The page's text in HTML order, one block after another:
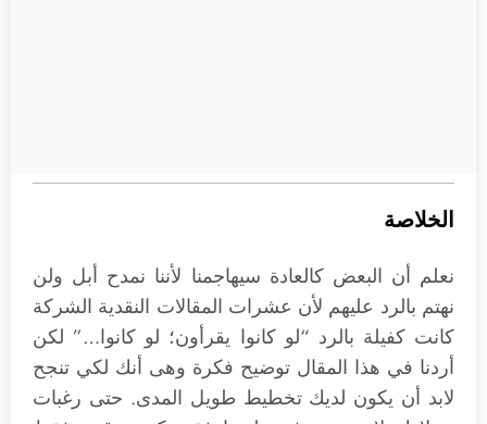
الخلاصة
نعلم أن البعض كالعادة سيهاجمنا لأننا نمدح أبل ولن
نهتم بالرد عليهم لأن عشرات المقالات النقدية الشركة
كانت كفيلة بالرد “لو كانوا يقرأون؛ لو كانوا…” لكن
أردنا في هذا المقال توضيح فكرة وهى أنك لكي تنجح
لابد أن يكون لديك تخطيط طويل المدى. حتى رغبات